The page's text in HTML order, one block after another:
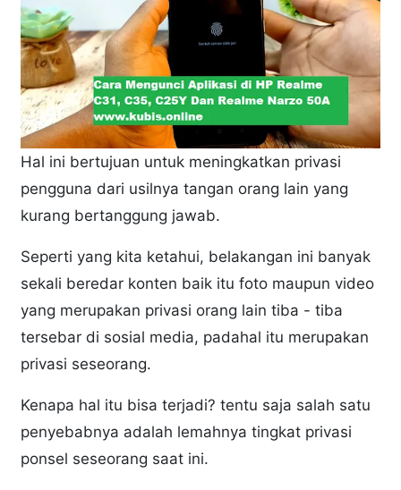
Hal ini bertujuan untuk meningkatkan privasi
pengguna dari usilnya tangan orang lain yang
kurang bertanggung jawab.
Seperti yang kita ketahui, belakangan ini banyak
sekali beredar konten baik itu foto maupun video
yang merupakan privasi orang lain tiba - tiba
tersebar di sosial media, padahal itu merupakan
privasi seseorang.
Kenapa hal itu bisa terjadi? tentu saja salah satu
penyebabnya adalah lemahnya tingkat privasi
ponsel seseorang saat ini.